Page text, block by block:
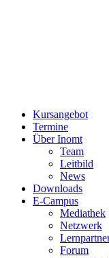
Kursangebot
Termine
Über Inomt
Team
Leitbild
News
Downloads
E-Campus
Mediathek
Netzwerk
Forum